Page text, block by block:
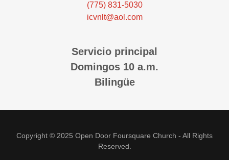
(775) 831-5030
icvnlt@aol.com
Servicio principal
Domingos 10 a.m.
Bilingüe
Copyright © 2025 Open Door Foursquare Church - All Rights
Reserved.